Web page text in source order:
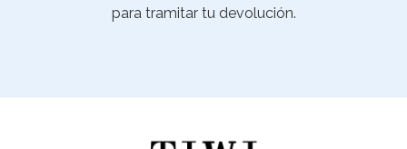
para tramitar tu devolución.